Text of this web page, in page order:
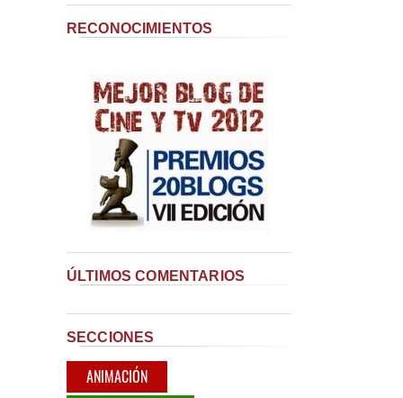
RECONOCIMIENTOS
ÚLTIMOS COMENTARIOS
SECCIONES
ANIMACIÓN